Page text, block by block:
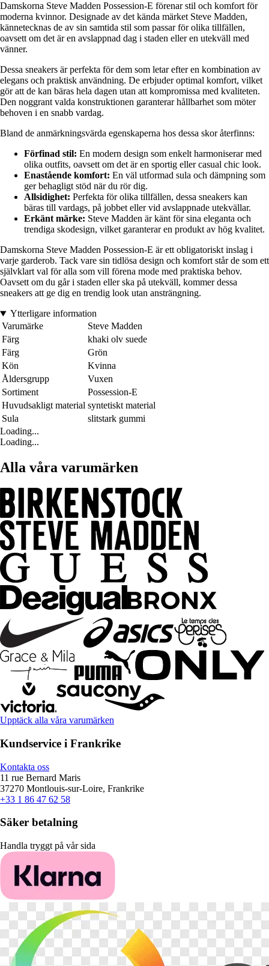
Damskorna Steve Madden Possession-E förenar stil och komfort för
moderna kvinnor. Designade av det kända märket Steve Madden,
kännetecknas de av sin samtida stil som passar för olika tillfällen,
oavsett om det är en avslappnad dag i staden eller en utekväll med
vänner.
Dessa sneakers är perfekta för dem som letar efter en kombination av
elegans och praktisk användning. De erbjuder optimal komfort, vilket
gör att de kan bäras hela dagen utan att kompromissa med kvaliteten.
Den noggrant valda konstruktionen garanterar hållbarhet som möter
behoven i en snabb vardag.
Bland de anmärkningsvärda egenskaperna hos dessa skor återfinns:
Förfinad stil: En modern design som enkelt harmoniserar med
olika outfits, oavsett om det är en sportig eller casual chic look.
Enastående komfort: En väl utformad sula och dämpning som
ger behagligt stöd när du rör dig.
Allsidighet: Perfekta för olika tillfällen, dessa sneakers kan
bäras till vardags, på jobbet eller vid avslappnade utekvällar.
Erkänt märke: Steve Madden är känt för sina eleganta och
trendiga skodesign, vilket garanterar en produkt av hög kvalitet.
Damskorna Steve Madden Possession-E är ett obligatoriskt inslag i
varje garderob. Tack vare sin tidlösa design och komfort står de som ett
självklart val för alla som vill förena mode med praktiska behov.
Oavsett om du går i staden eller ska på utekväll, kommer dessa
sneakers att ge dig en trendig look utan ansträngning.
Ytterligare information
Varumärke
Steve Madden
Färg
khaki olv suede
Färg
Grön
Kön
Kvinna
Åldersgrupp
Vuxen
Sortiment
Possession-E
Huvudsakligt material syntetiskt material
Sula
slitstark gummi
Loading...
Loading...
Alla våra varumärken
Upptäck alla våra varumärken
Kundservice i Frankrike
Kontakta oss
11 rue Bernard Maris
37270 Montlouis-sur-Loire, Frankrike
+33 1 86 47 62 58
Säker betalning
Handla tryggt på vår sida